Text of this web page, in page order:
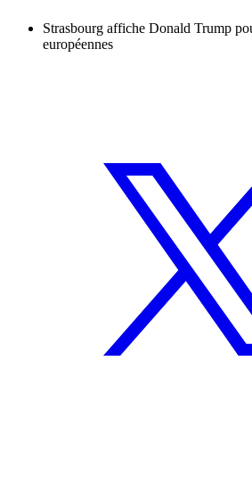
Strasbourg affiche Donald Trump
européennes